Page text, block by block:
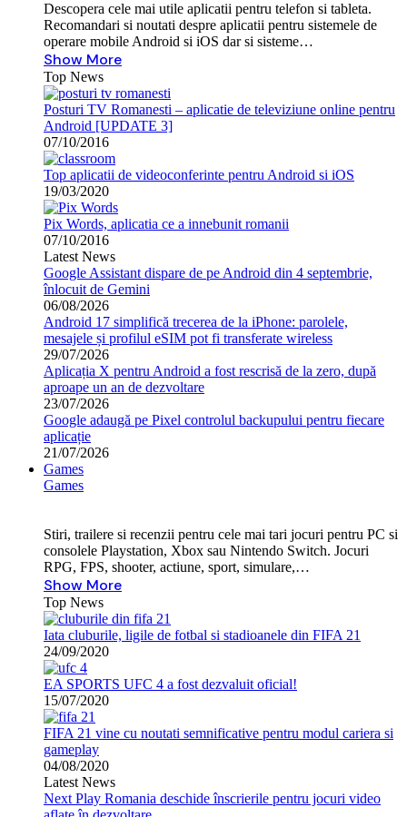
Descopera cele mai utile aplicatii pentru telefon si tableta.
Recomandari si noutati despre aplicatii pentru sistemele de
operare mobile Android si iOS dar si sisteme…
Show More
Top News
Posturi TV Romanesti – aplicatie de televiziune online pentru
Android [UPDATE 3]
07/10/2016
Top aplicatii de videoconferinte pentru Android si iOS
19/03/2020
Pix Words, aplicatia ce a innebunit romanii
07/10/2016
Latest News
Google Assistant dispare de pe Android din 4 septembrie,
înlocuit de Gemini
06/08/2026
Android 17 simplifică trecerea de la iPhone: parolele,
mesajele și profilul eSIM pot fi transferate wireless
29/07/2026
Aplicația X pentru Android a fost rescrisă de la zero, după
aproape un an de dezvoltare
23/07/2026
Google adaugă pe Pixel controlul backupului pentru fiecare
aplicație
21/07/2026
Games
Games
Stiri, trailere si recenzii pentru cele mai tari jocuri pentru PC si
consolele Playstation, Xbox sau Nintendo Switch. Jocuri
RPG, FPS, shooter, actiune, sport, simulare,…
Show More
Top News
Iata cluburile, ligile de fotbal si stadioanele din FIFA 21
24/09/2020
EA SPORTS UFC 4 a fost dezvaluit oficial!
15/07/2020
FIFA 21 vine cu noutati semnificative pentru modul cariera si
gameplay
04/08/2020
Latest News
Next Play Romania deschide înscrierile pentru jocuri video